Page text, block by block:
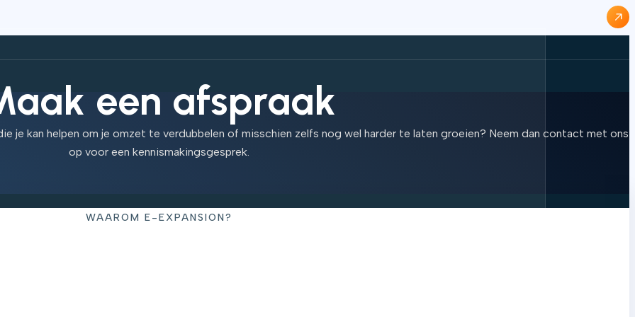
een afspraak
je kan helpen om je omzet te verdubbelen of misschien zelfs nog wel harder te laten groeien? Neem dan contact met ons
op voor een kennismakingsgesprek.
WAAROM E-EXPANSION?